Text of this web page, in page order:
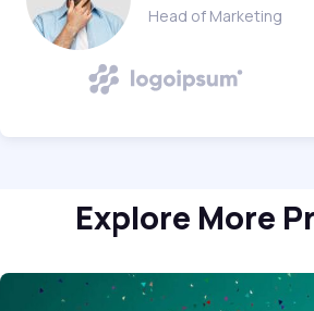
Head of Marketing
Explore More